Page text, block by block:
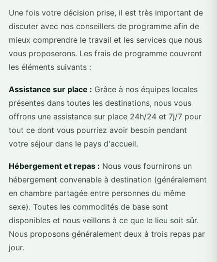
Une fois votre décision prise, il est très important de
discuter avec nos conseillers de programme afin de
mieux comprendre le travail et les services que nous
vous proposerons. Les frais de programme couvrent
les éléments suivants :
Assistance sur place : Grâce à nos équipes locales
présentes dans toutes les destinations, nous vous
offrons une assistance sur place 24h/24 et 7j/7 pour
tout ce dont vous pourriez avoir besoin pendant
votre séjour dans le pays d'accueil.
Hébergement et repas : Nous vous fournirons un
hébergement convenable à destination (généralement
en chambre partagée entre personnes du même
sexe). Toutes les commodités de base sont
disponibles et nous veillons à ce que le lieu soit sûr.
Nous proposons généralement deux à trois repas par
jour.